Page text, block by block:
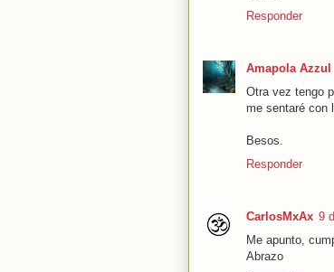
Responder
Amapola Azzul
Otra vez tengo
me sentaré con
Besos.
Responder
CarlosMxAx 9
Me apunto,
Abrazo